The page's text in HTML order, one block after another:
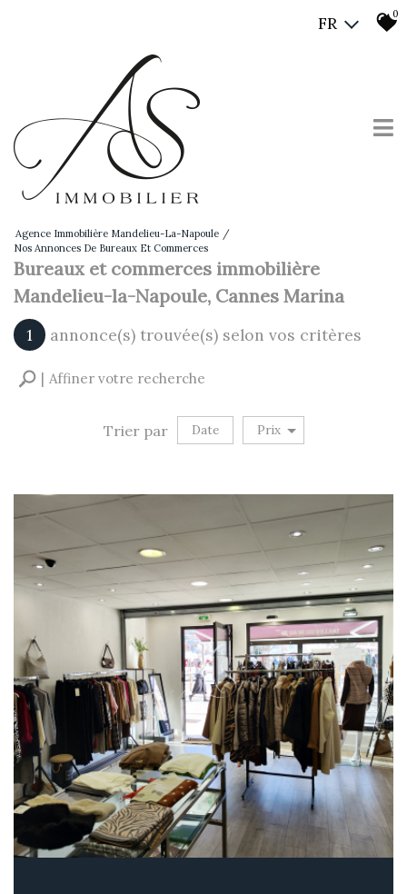
FR 0
Agence Immobilière Mandelieu-La-Napoule
Nos Annonces De Bureaux Et Commerces
Bureaux et commerces immobilière
Mandelieu-la-Napoule, Cannes Marina
1 annonce(s) trouvée(s) selon vos critères
Affiner votre recherche
Vente Immobilier Professionnel
5KM 10KM 25KM
RECHERCHE
+ de critères +
Trier par Date Prix